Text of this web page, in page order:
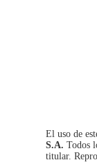
El uso de
S.A. Todos
titular.